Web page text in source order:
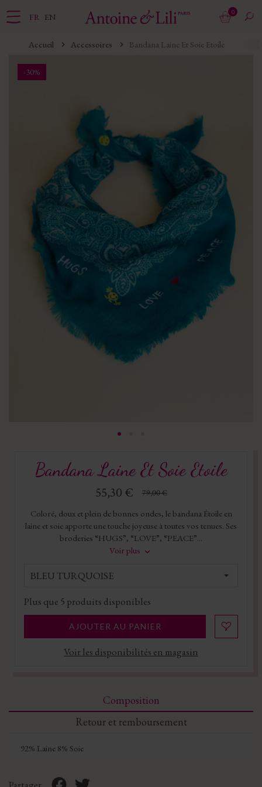
FR EN 0
Accueil Accessoires Bandana Laine Et Soie Etoile
-30%
Bandana Laine Et Soie Etoile
55,30 € 79,00 €
Coloré, doux et plein de bonnes ondes, le bandana Étoile en
laine et soie apporte une touche joyeuse à toutes vos tenues. Ses
broderies “HUGS”, “LOVE”, “PEACE”...
Voir plus
BLEU TURQUOISE
Plus que 5 produits disponibles
AJOUTER AU PANIER
Voir les disponibilités en magasin
Composition
Retour et remboursement
92% Laine 8% Soie
Partager